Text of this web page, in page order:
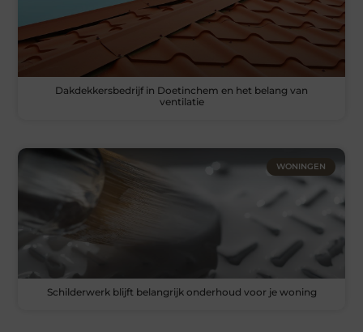
Dakdekkersbedrijf in Doetinchem en het belang van
ventilatie
WONINGEN
Schilderwerk blijft belangrijk onderhoud voor je woning